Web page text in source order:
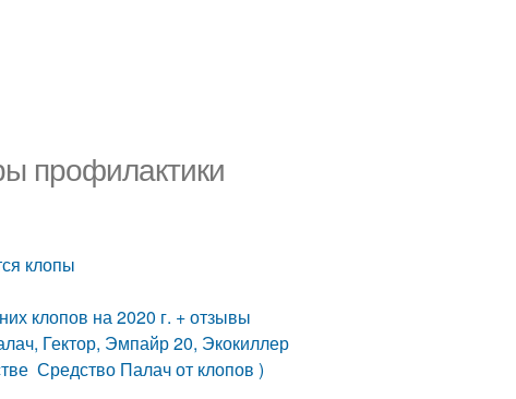
профилактики
клопы
клопов на 2020 г. + отзывы
Гектор, Эмпайр 20, Экокиллер
Средство Палач от клопов )